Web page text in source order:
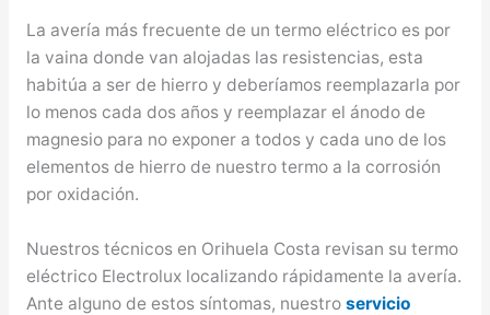
La avería más frecuente de un termo eléctrico es por
la vaina donde van alojadas las resistencias, esta
habitúa a ser de hierro y deberíamos reemplazarla por
lo menos cada dos años y reemplazar el ánodo de
magnesio para no exponer a todos y cada uno de los
elementos de hierro de nuestro termo a la corrosión
por oxidación.
Nuestros técnicos en Orihuela Costa revisan su termo
eléctrico Electrolux localizando rápidamente la avería.
Ante alguno de estos síntomas, nuestro servicio